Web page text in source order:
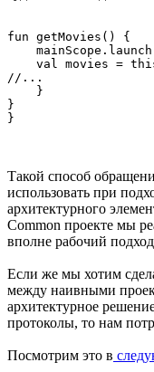
fun getMovies() {
mainScope.launch
val movies =
//...
    }
}
Такой способ
использовать при
архитектурного
Common проекте мы
вполне рабочий
Если же мы хотим
между наивными
архитектурное
протоколы, то нам
Посмотрим это в